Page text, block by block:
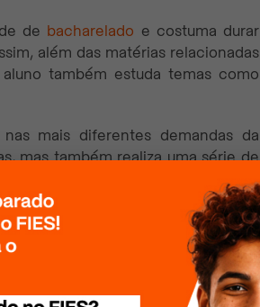
de bacharelado e costuma durar
além das matérias relacionadas
também estuda temas como
mais diferentes demandas da
mas também realiza uma série de
para conseguir o seu diploma é
Trabalho de Conclusão de Curso
curso: